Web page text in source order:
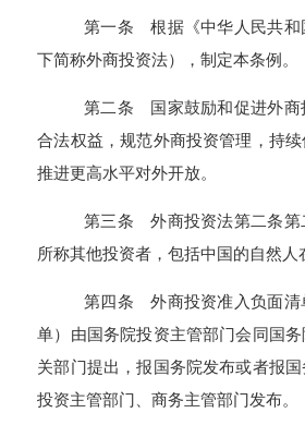
第一条 根据《中华人民共和
下简称外商投资法），制定本条例。
第二条 国家鼓励和促进外商
合法权益，规范外商投资管理，持续
推进更高水平对外开放。
第三条 外商投资法第二条第
所称其他投资者，包括中国的自然人
第四条 外商投资准入负面清
单）由国务院投资主管部门会同国
关部门提出，报国务院发布或者报
投资主管部门、商务主管部门发布。